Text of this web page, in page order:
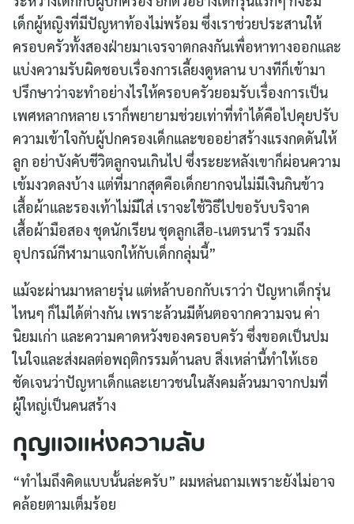
เด็กผู้หญิงที่มีปัญหาท้องไม่พร้อม ซึ่งเราช่วยประสานให้
ครอบครัวทั้งสองฝ่ายมาเจรจาตกลงกันเพื่อหาทางออกและ
แบ่งความรับผิดชอบเรื่องการเลี้ยงดูหลาน บางทีก็เข้ามา
ปรึกษาว่าจะทำอย่างไรให้ครอบครัวยอมรับเรื่องการเป็น
เพศหลากหลาย เราก็พยายามช่วยเท่าที่ทำได้คือไปคุยปรับ
ความเข้าใจกับผู้ปกครองเด็กและขออย่าสร้างแรงกดดันให้
ลูก อย่าบังคับชีวิตลูกจนเกินไป ซึ่งระยะหลังเขาก็ผ่อนความ
เข้มงวดลงบ้าง แต่ที่มากสุดคือเด็กยากจนไม่มีเงินกินข้าว
เสื้อผ้าและรองเท้าไม่มีใส่ เราจะใช้วิธีไปขอรับบริจาค
เสื้อผ้ามือสอง ชุดนักเรียน ชุดลูกเสือ-เนตรนารี รวมถึง
อุปกรณ์กีฬามาแจกให้กับเด็กกลุ่มนี้”
แม้จะผ่านมาหลายรุ่น แต่หล้าบอกกับเราว่า ปัญหาเด็กรุ่น
ไหนๆ ก็ไม่ได้ต่างกัน เพราะล้วนมีต้นตอจากความจน ค่า
นิยมเก่า และความคาดหวังของครอบครัว ซึ่งขอดเป็นปม
ในใจและส่งผลต่อพฤติกรรมด้านลบ สิ่งเหล่านี้ทำให้เธอ
ชัดเจนว่าปัญหาเด็กและเยาวชนในสังคมล้วนมาจากปมที่
ผู้ใหญ่เป็นคนสร้าง
กุญแจแห่งความลับ
“ทำไมถึงคิดแบบนั้นล่ะครับ” ผมหล่นถามเพราะยังไม่อาจ
คล้อยตามเต็มร้อย